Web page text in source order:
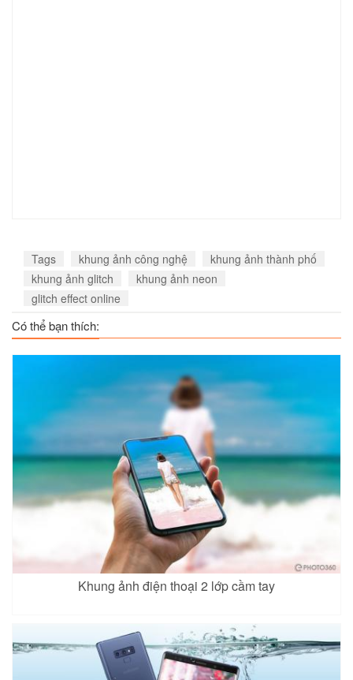
Tags khung ảnh công nghệ
khung ảnh thành phố
khung ảnh glitch
khung ảnh neon
glitch effect online
Có thể bạn thích:
Khung ảnh điện thoại 2 lớp cầm tay